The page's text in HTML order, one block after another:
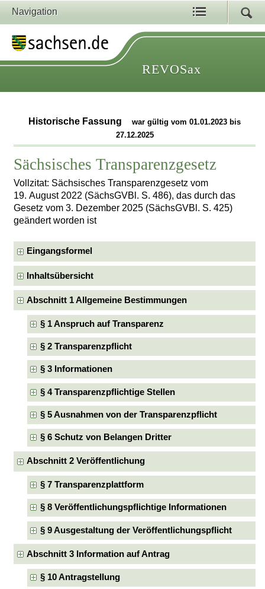
Navigation
REVOSax
Historische Fassung
war gültig vom 01.01.2023 bis
27.12.2025
Sächsisches Transparenzgesetz
Vollzitat: Sächsisches Transparenzgesetz vom
19. August 2022 (SächsGVBl. S. 486), das durch das
Gesetz vom 3. Dezember 2025 (SächsGVBl. S. 425)
geändert worden ist
Eingangsformel
Inhaltsübersicht
Abschnitt 1 Allgemeine Bestimmungen
§ 1 Anspruch auf Transparenz
§ 2 Transparenzpflicht
§ 3 Informationen
§ 4 Transparenzpflichtige Stellen
§ 5 Ausnahmen von der Transparenzpflicht
§ 6 Schutz von Belangen Dritter
Abschnitt 2 Veröffentlichung
§ 7 Transparenzplattform
§ 8 Veröffentlichungspflichtige Informationen
§ 9 Ausgestaltung der Veröffentlichungspflicht
Abschnitt 3 Information auf Antrag
§ 10 Antragstellung